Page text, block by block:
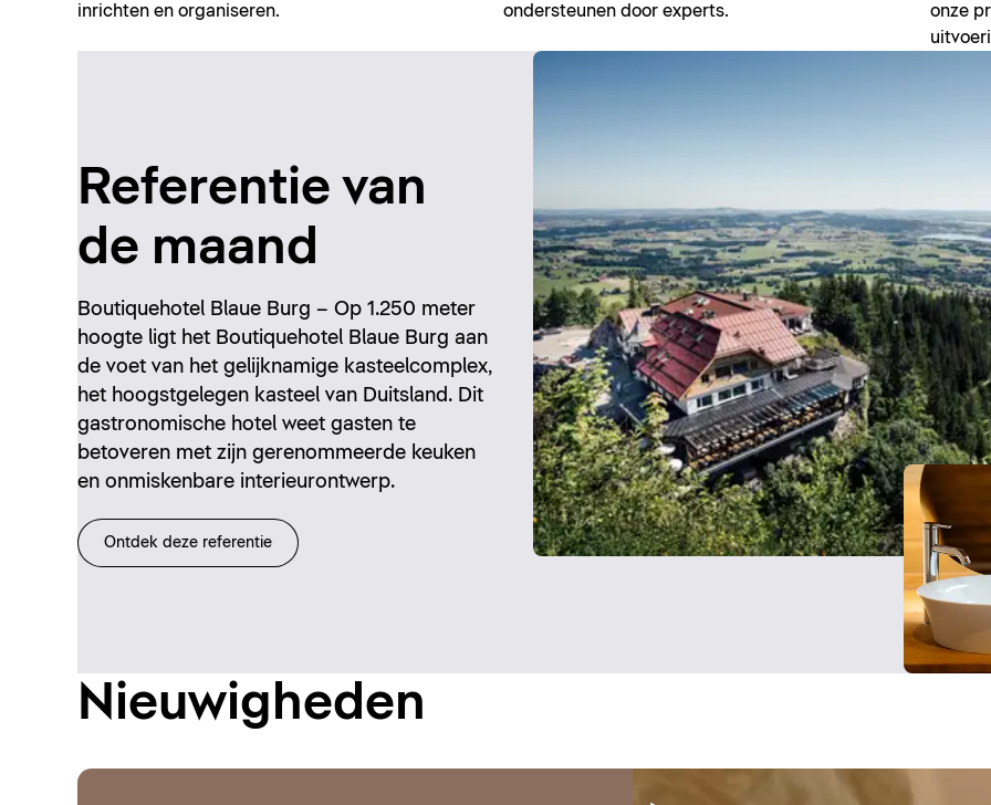
inrichten en organiseren.
ondersteunen door experts.
onze
Referentie van
de maand
Boutiquehotel Blaue Burg – Op 1.250 meter
hoogte ligt het Boutiquehotel Blaue Burg aan
de voet van het gelijknamige kasteelcomplex,
het hoogstgelegen kasteel van Duitsland. Dit
gastronomische hotel weet gasten te
betoveren met zijn gerenommeerde keuken
en onmiskenbare interieurontwerp.
Ontdek deze referentie
Nieuwigheden